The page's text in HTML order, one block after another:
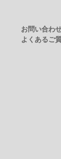
お問い合わ
よくあるご